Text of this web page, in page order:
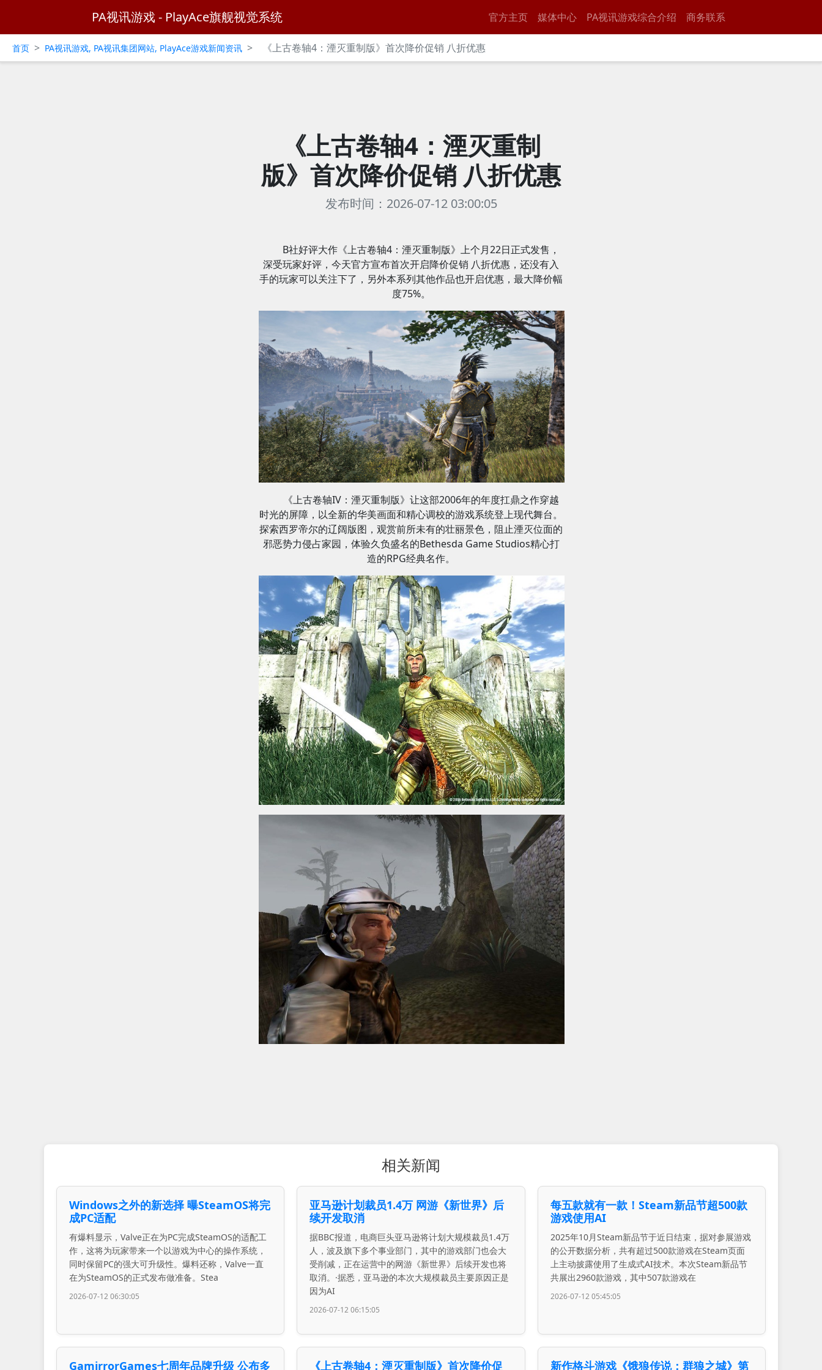
PA视讯游戏 - PlayAce旗舰视觉系统 官方主页 媒体中心 PA视讯游戏综合介绍 商务联系
首页 > PA视讯游戏, PA视讯集团网站, PlayAce游戏新闻资讯 > 《上古卷轴4：湮灭重制版》首次降价促销 八折优惠
《上古卷轴4：湮灭重制
版》首次降价促销 八折优惠
发布时间：2026-07-12 03:00:05
B社好评大作《上古卷轴4：湮灭重制版》上个月22日正式发售，
深受玩家好评，今天官方宣布首次开启降价促销 八折优惠，还没有入
手的玩家可以关注下了，另外本系列其他作品也开启优惠，最大降价幅
度75%。
《上古卷轴IV：湮灭重制版》让这部2006年的年度扛鼎之作穿越
时光的屏障，以全新的华美画面和精心调校的游戏系统登上现代舞台。
探索西罗帝尔的辽阔版图，观赏前所未有的壮丽景色，阻止湮灭位面的
邪恶势力侵占家园，体验久负盛名的Bethesda Game Studios精心打
造的RPG经典名作。
相关新闻
Windows之外的新选择 曝SteamOS将完
成PC适配
有爆料显示，Valve正在为PC完成SteamOS的适配工
作，这将为玩家带来一个以游戏为中心的操作系统，
同时保留PC的强大可升级性。爆料还称，Valve一直
在为SteamOS的正式发布做准备。Stea
2026-07-12 06:30:05
亚马逊计划裁员1.4万 网游《新世界》后
续开发取消
据BBC报道，电商巨头亚马逊将计划大规模裁员1.4万
人，波及旗下多个事业部门，其中的游戏部门也会大
受削减，正在运营中的网游《新世界》后续开发也将
取消。·据悉，亚马逊的本次大规模裁员主要原因正是
因为AI
2026-07-12 06:15:05
每五款就有一款！Steam新品节超500款
游戏使用AI
2025年10月Steam新品节于近日结束，据对参展游戏
的公开数据分析，共有超过500款游戏在Steam页面
上主动披露使用了生成式AI技术。本次Steam新品节
共展出2960款游戏，其中507款游戏在
2026-07-12 05:45:05
GamirrorGames七周年品牌升级 公布多 《上古卷轴4：湮灭重制版》首次降价促 新作格斗游戏《饿狼传说：群狼之城》第